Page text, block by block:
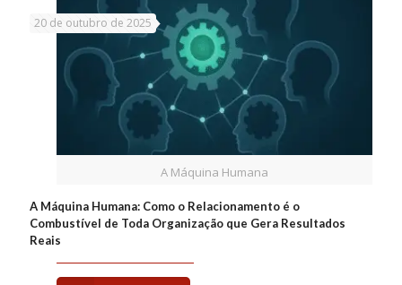
A Máquina Humana
20 de outubro de 2025
A Máquina Humana: Como o Relacionamento é o
Combustível de Toda Organização que Gera Resultados
Reais